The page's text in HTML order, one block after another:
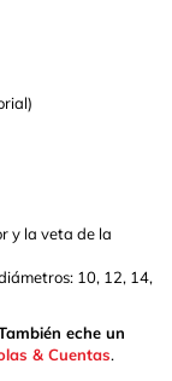
y la veta de la
10, 12, 14,
eche un
& Cuentas.